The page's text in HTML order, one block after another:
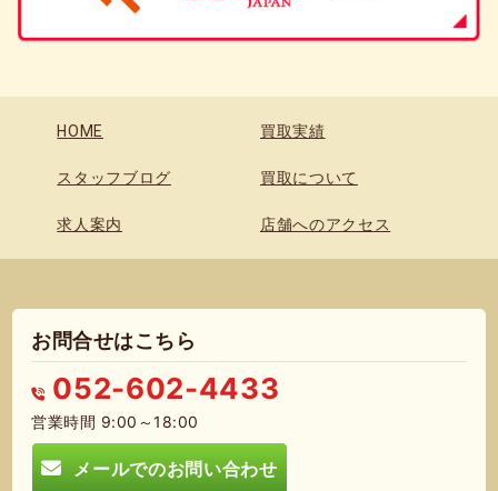
HOME 買取実績
スタッフブログ 買取について
求人案内 店舗へのアクセス
お問合せはこちら
052-602-4433
営業時間 9:00～18:00
メールでのお問い合わせ